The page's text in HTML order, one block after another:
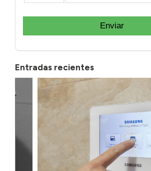
Enviar
Entradas recientes